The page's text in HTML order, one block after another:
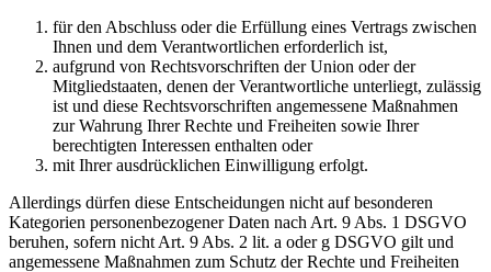
für den Abschluss oder die Erfüllung eines Vertrags zwischen
Ihnen und dem Verantwortlichen erforderlich ist,
aufgrund von Rechtsvorschriften der Union oder der
Mitgliedstaaten, denen der Verantwortliche unterliegt, zulässig
ist und diese Rechtsvorschriften angemessene Maßnahmen
zur Wahrung Ihrer Rechte und Freiheiten sowie Ihrer
berechtigten Interessen enthalten oder
mit Ihrer ausdrücklichen Einwilligung erfolgt.
Allerdings dürfen diese Entscheidungen nicht auf besonderen
Kategorien personenbezogener Daten nach Art. 9 Abs. 1 DSGVO
beruhen, sofern nicht Art. 9 Abs. 2 lit. a oder g DSGVO gilt und
angemessene Maßnahmen zum Schutz der Rechte und Freiheiten